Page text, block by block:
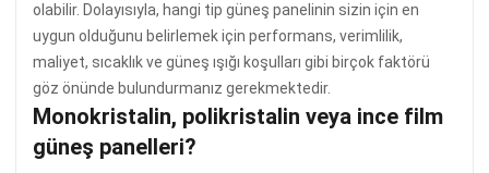
olabilir. Dolayısıyla, hangi tip güneş panelinin sizin için en
uygun olduğunu belirlemek için performans, verimlilik,
maliyet, sıcaklık ve güneş ışığı koşulları gibi birçok faktörü
göz önünde bulundurmanız gerekmektedir.
Monokristalin, polikristalin veya ince film
güneş panelleri?